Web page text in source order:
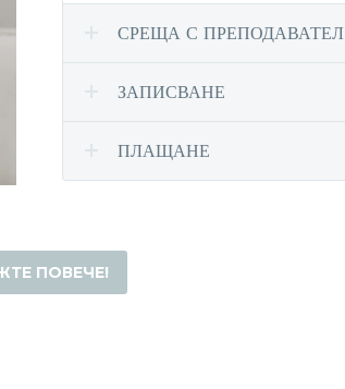
СРЕЩА С ПРЕПОДАВАТЕЛ
ЗАПИСВАНЕ
ПЛАЩАНЕ
ПОВЕЧЕ!